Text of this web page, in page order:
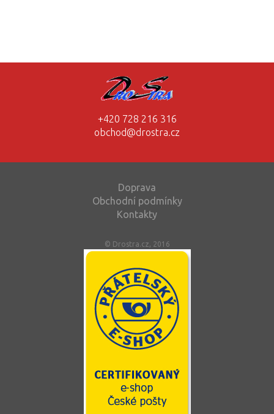
+420 728 216 316
obchod@drostra.cz
Doprava
Obchodní podmínky
Kontakty
© Drostra.cz, 2016